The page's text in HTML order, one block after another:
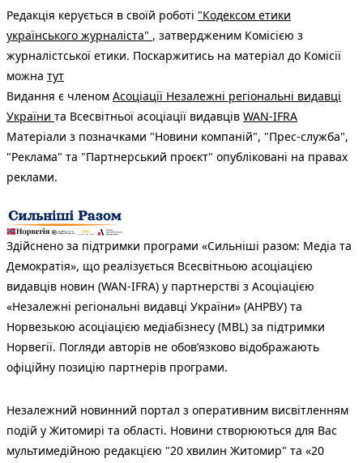
Редакція керується в своїй роботі "Кодексом етики
українського журналіста" , затвердженим Комісією з
журналістської етики. Поскаржитись на матеріал до Комісії
можна тут
Видання є членом Асоціації Незалежні регіональні видавці
України та Всесвітньої асоціації видавців WAN-IFRA
Матеріали з позначками "Новини компаній", "Прес-служба",
"Реклама" та "Партнерський проєкт" опубліковані на правах
реклами.
Здійснено за підтримки програми «Сильніші разом: Медіа та
Демократія», що реалізується Всесвітньою асоціацією
видавців новин (WAN-IFRA) у партнерстві з Асоціацією
«Незалежні регіональні видавці України» (АНРВУ) та
Норвезькою асоціацією медіабізнесу (MBL) за підтримки
Норвегії. Погляди авторів не обов’язково відображають
офіційну позицію партнерів програми.
Незалежний новинний портал з оперативним висвітленням
подій у Житомирі та області. Новини створюються для Вас
мультимедійною редакцією "20 хвилин Житомир" та «20